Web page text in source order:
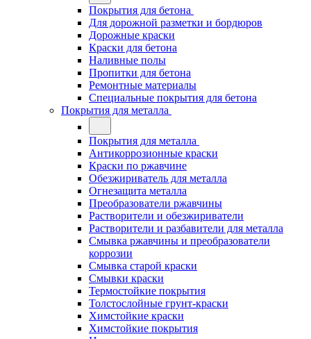
Покрытия для бетона
Для дорожной разметки и бордюров
Дорожные краски
Краски для бетона
Наливные полы
Пропитки для бетона
Ремонтные материалы
Специальные покрытия для бетона
Покрытия для металла
Покрытия для металла
Антикоррозионные краски
Краски по ржавчине
Обезжириватель для металла
Огнезащита металла
Преобразователи ржавчины
Растворители и обезжириватели
Растворители и разбавители для металла
Смывка ржавчины и преобразователи
коррозии
Смывка старой краски
Смывки краски
Термостойкие покрытия
Толстослойные грунт-краски
Химстойкие краски
Химстойкие покрытия